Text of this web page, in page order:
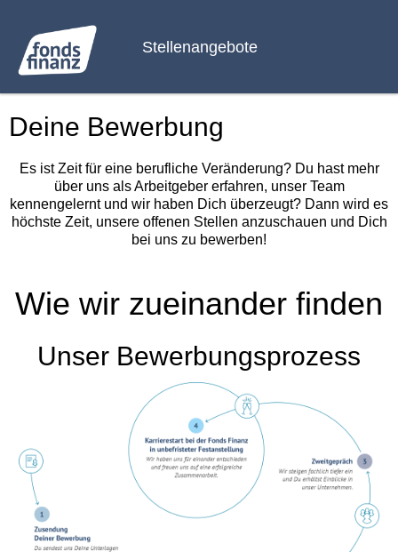
Stellenangebote
Deine Bewerbung
Es ist Zeit für eine berufliche Veränderung? Du hast mehr
über uns als Arbeitgeber erfahren, unser Team
kennengelernt und wir haben Dich überzeugt? Dann wird es
höchste Zeit, unsere offenen Stellen anzuschauen und Dich
bei uns zu bewerben!
Wie wir zueinander finden
Unser Bewerbungsprozess